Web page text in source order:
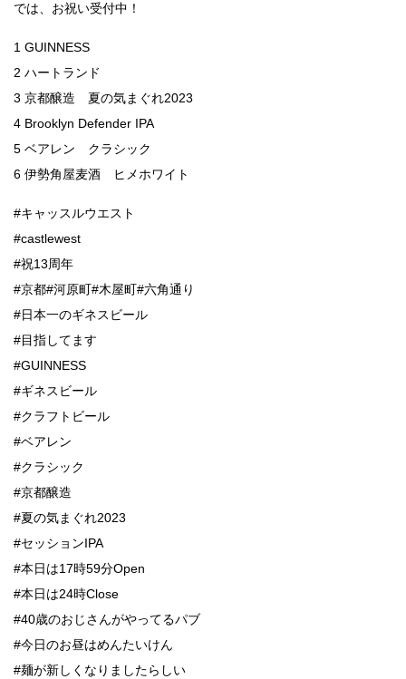
では、お祝い受付中！
1 GUINNESS
2 ハートランド
3 京都醸造 夏の気まぐれ2023
4 Brooklyn Defender IPA
5 ベアレン クラシック
6 伊勢角屋麦酒 ヒメホワイト
#キャッスルウエスト
#castlewest
#祝13周年
#京都#河原町#木屋町#六角通り
#日本一のギネスビール
#目指してます
#GUINNESS
#ギネスビール
#クラフトビール
#ベアレン
#クラシック
#京都醸造
#夏の気まぐれ2023
#セッションIPA
#本日は17時59分Open
#本日は24時Close
#40歳のおじさんがやってるパブ
#今日のお昼はめんたいけん
#麺が新しくなりましたらしい